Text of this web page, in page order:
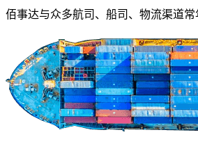
佰事达与众多航司、船司、物流渠道常